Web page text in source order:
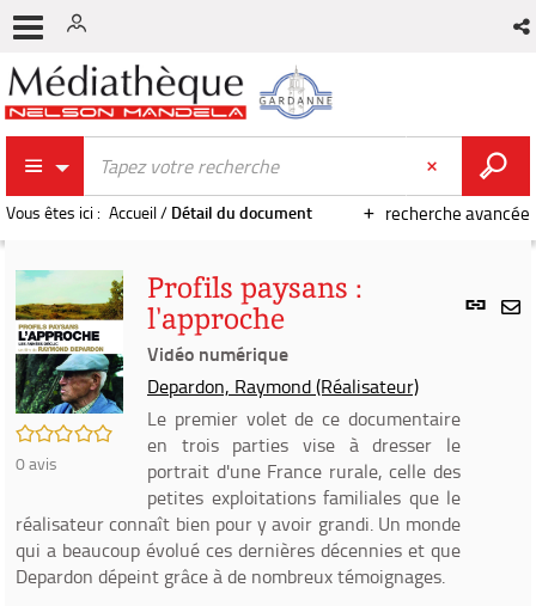
recherche avancée
Vous êtes ici : Accueil/ Détail du document
Lien
/5
0avis
Profils paysans :
l'approche
Vidéo numérique
Depardon, Raymond (Réalisateur)
Le premier volet de ce documentaire
en trois parties vise à dresser le
portrait d'une France rurale, celle des
petites exploitations familiales que le
réalisateur connaît bien pour y avoir grandi. Un monde
qui a beaucoup évolué ces dernières décennies et que
Depardon dépeint grâce à de nombreux témoignages.